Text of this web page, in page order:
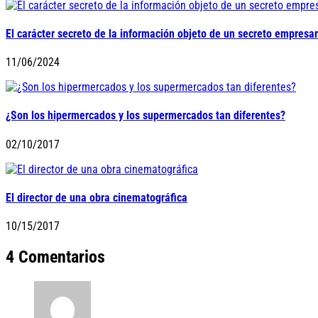
El carácter secreto de la información objeto de un secreto
11/06/2024
¿Son los hipermercados y los supermercados tan diferentes?
02/10/2017
El director de una obra cinematográfica
10/15/2017
4 Comentarios